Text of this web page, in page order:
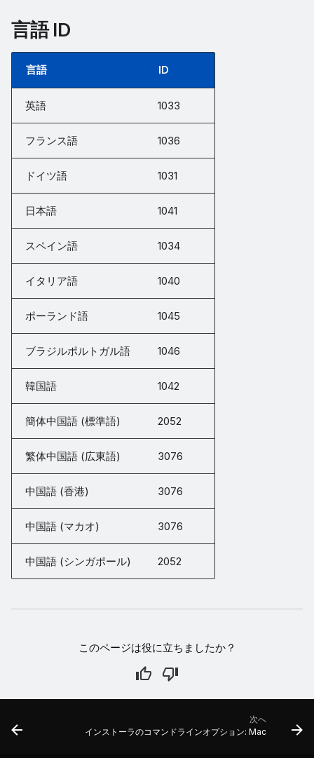
言語 ID
言語 ID
英語 1033
フランス語 1036
ドイツ語 1031
日本語 1041
スペイン語 1034
イタリア語 1040
ポーランド語 1045
ブラジルポルトガル語 1046
韓国語 1042
簡体中国語 (標準語) 2052
繁体中国語 (広東語) 3076
中国語 (香港) 3076
中国語 (マカオ) 3076
中国語 (シンガポール) 2052
このページは役に立ちましたか？
次へ
インストーラのコマンドラインオプション: Mac